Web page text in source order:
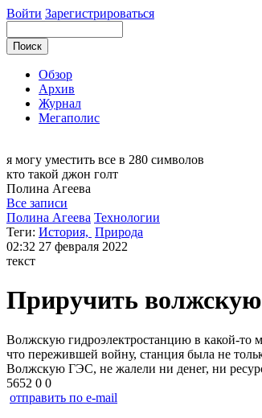
Войти Зарегистрироваться
Обзор
Архив
Журнал
Мегаполис
я могу уместить все в 280 символов
кто такой джон голт
Полина Агеева
Все записи
Полина Агеева Технологии
Теги: История, Природа
02:32 27 февраля 2022
текст
Приручить волжскую
Волжскую гидроэлектростанцию в какой-то
что пережившей войну, станция была не
Волжскую ГЭС, не жалели ни денег, ни
5652 0 0
отправить по e-mail